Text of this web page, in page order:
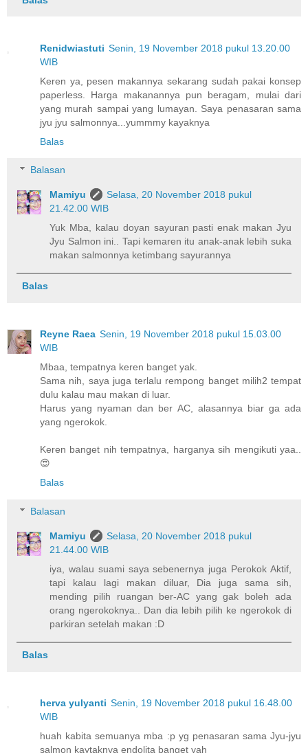
Renidwiastuti Senin, 19 November 2018 pukul 13.20.00
WIB
Keren ya, pesen makannya sekarang sudah pakai konsep
paperless. Harga makanannya pun beragam, mulai dari
yang murah sampai yang lumayan. Saya penasaran sama
jyu jyu salmonnya...yummmy kayaknya
Balas
Balasan
Mamiyu
Selasa, 20 November 2018 pukul
21.42.00 WIB
Yuk Mba, kalau doyan sayuran pasti enak makan Jyu
Jyu Salmon ini.. Tapi kemaren itu anak-anak lebih suka
makan salmonnya ketimbang sayurannya
Balas
Reyne Raea Senin, 19 November 2018 pukul 15.03.00
WIB
Mbaa, tempatnya keren banget yak.
Sama nih, saya juga terlalu rempong banget milih2 tempat
dulu kalau mau makan di luar.
Harus yang nyaman dan ber AC, alasannya biar ga ada
yang ngerokok.
Keren banget nih tempatnya, harganya sih mengikuti yaa..
😍
Balas
Balasan
Mamiyu
Selasa, 20 November 2018 pukul
21.44.00 WIB
iya, walau suami saya sebenernya juga Perokok Aktif,
tapi kalau lagi makan diluar, Dia juga sama sih,
mending pilih ruangan ber-AC yang gak boleh ada
orang ngerokoknya.. Dan dia lebih pilih ke ngerokok di
parkiran setelah makan :D
Balas
herva yulyanti Senin, 19 November 2018 pukul 16.48.00
WIB
huah kabita semuanya mba :p yg penasaran sama Jyu-jyu
salmon kaytaknya endolita banget yah